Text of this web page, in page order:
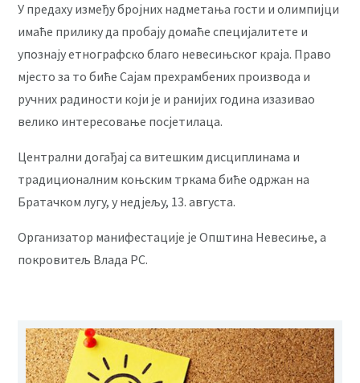
У предаху између бројних надметања гости и олимпијци
имаће прилику да пробају домаће специјалитете и
упознају етнографско благо невесињског краја. Право
мјесто за то биће Сајам прехрамбених производа и
ручних радиности који је и ранијих година изазивао
велико интересовање посјетилаца.
Централни догађај са витешким дисциплинама и
традиционалним коњским тркама биће одржан на
Братачком лугу, у недјељу, 13. августа.
Организатор манифестације је Општина Невесиње, а
покровитељ Влада РС.